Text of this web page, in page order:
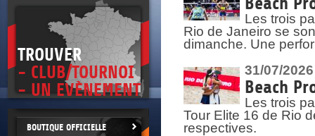
TROUVER
- CLUB/TOURNOI
- UN EVÈNEMENT
BOUTIQUE OFFICIELLE
Les trois
Rio de Janeiro se
dimanche. Une
31/07/2026
Beach
Les trois
Tour Elite 16 de Rio
respectives.